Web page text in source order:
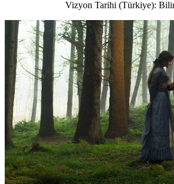
Vizyon Tarihi (Türkiye):